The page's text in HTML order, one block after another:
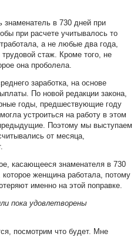
знаменатель в 730 дней при
при расчете учитывалось то
а не любые два года,
стаж. Кроме того, не
она проболела.
заработка, на основе
По новой редакции закона,
годы, предшествующие году
устроиться на работу в этом
Поэтому мы выступаем
от месяца,
касающееся знаменателя в 730
женщина работала, потому
именно на этой поправке.
пока удовлетворены
посмотрим что будет. Мне